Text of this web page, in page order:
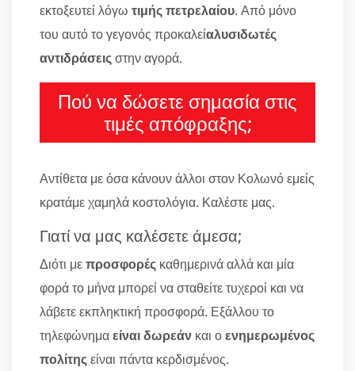
εκτοξευτεί λόγω τιμής πετρελαίου. Από μόνο
του αυτό το γεγονός προκαλείαλυσιδωτές
αντιδράσειςστην αγορά.
Πού να δώσετε σημασία στις
τιμές απόφραξης;
Αντίθετα με όσα κάνουν άλλοι στον Κολωνό εμείς
κρατάμε χαμηλά κοστολόγια. Καλέστε μας.
Γιατί να μας καλέσετε άμεσα;
Διότι μεπροσφορές καθημερινά αλλά και μία
φορά το μήνα μπορεί να σταθείτε τυχεροί και να
λάβετε εκπληκτική προσφορά. Εξάλλου το
τηλεφώνημαείναι δωρεάν και οενημερωμένος
πολίτηςείναι πάντα κερδισμένος.